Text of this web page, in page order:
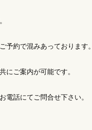
予約で混みあっております
にご案内が可能です。
電話にてご問合せ下さい。